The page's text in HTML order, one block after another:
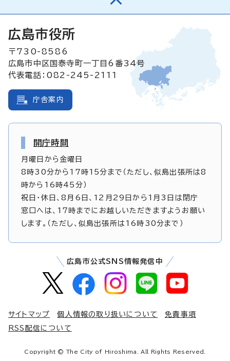
広島市役所
〒730-8586
広島市中区国泰寺町一丁目6番34号
代表電話：082-245-2111
庁舎案内
開庁時間
月曜日から金曜日
8時30分から17時15分まで（ただし、似島出張所は8
時から16時45分）
祝日・休日、8月6日、12月29日から1月3日は閉庁
窓口へは、17時までにお越しいただきますようお願い
します。（ただし、似島出張所は16時30分まで）
広島市公式SNS情報発信中
サイトマップ 個人情報の取り扱いについて
免責事項
RSS配信について
Copyright © The City of Hiroshima. All Rights Reserved.